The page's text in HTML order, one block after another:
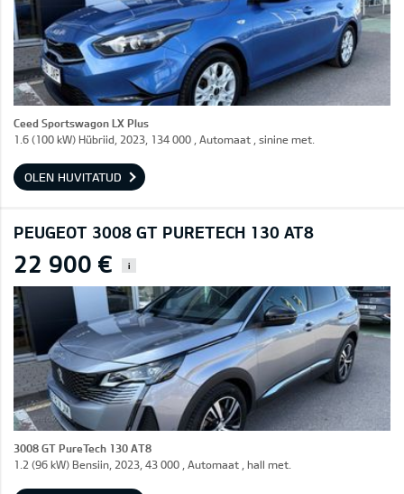
Ceed Sportswagon LX Plus
1.6 (100 kW) Hübriid, 2023, 134 000 , Automaat , sinine met.
OLEN HUVITATUD
PEUGEOT 3008 GT PURETECH 130 AT8
22 900 € i
3008 GT PureTech 130 AT8
1.2 (96 kW) Bensiin, 2023, 43 000 , Automaat , hall met.